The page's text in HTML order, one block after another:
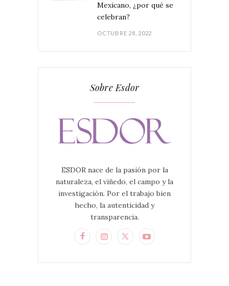
Mexicano, ¿por qué se
celebran?
OCTUBRE 28, 2022
Sobre Esdor
ESDOR nace de la pasión por la
naturaleza, el viñedo, el campo y la
investigación. Por el trabajo bien
hecho, la autenticidad y
transparencia.